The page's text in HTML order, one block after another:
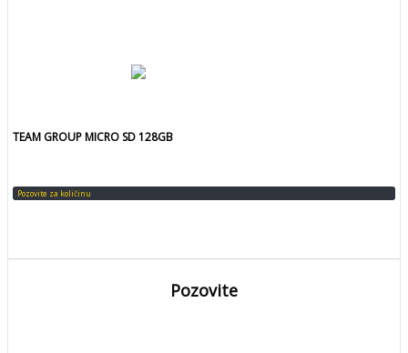
TEAM GROUP MICRO SD 128GB
Pozovite za količinu
Pozovite